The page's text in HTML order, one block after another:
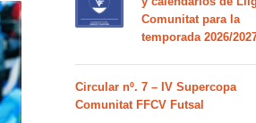
Comunitat para la
temporada 2026/
Circular nº. 7 – IV Supercopa
Comunitat FFCV Futsal